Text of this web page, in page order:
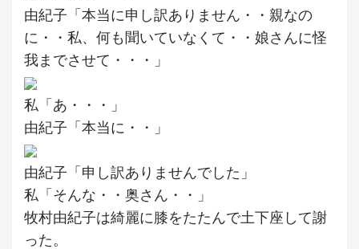
由紀子「本当に申し訳ありません・・親なの
に・・私、何も聞いていなくて・・娘さんに怪
我までさせて・・・」
私「あ・・・」
由紀子「本当に・・」
由紀子「申し訳ありませんでした」
私「そんな・・奥さん・・」
牧村由紀子は綺麗に膝をたたんで土下座して謝
った。